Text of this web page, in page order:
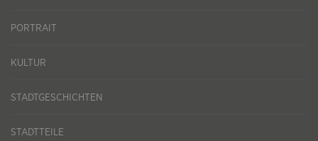
PORTRAIT
KULTUR
STADTGESCHICHTEN
STADTTEILE